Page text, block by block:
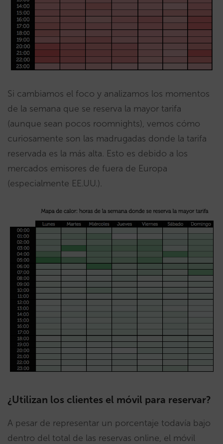
Si cambiamos el foco y analizamos los momentos
de la semana que se reserva la mayor tarifa
(aunque sean pocos roomnights), vemos cómo
curiosamente son las madrugadas donde la tarifa
reservada es la más alta. Esto es debido a los
mercados emisores de fuera de Europa
(especialmente EE.UU.).
¿Utilizan los clientes el móvil para reservar?
A pesar de representar un porcentaje todavía bajo
dentro del total de las reservas online, el móvil